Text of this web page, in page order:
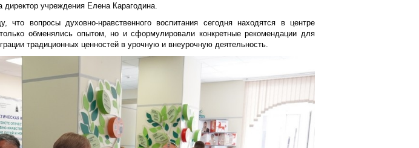
директор учреждения Елена Карагодина.
что вопросы духовно-нравственного воспитания сегодня находятся в центре
обменялись опытом, но и сформулировали конкретные рекомендации для
традиционных ценностей в урочную и внеурочную деятельность.